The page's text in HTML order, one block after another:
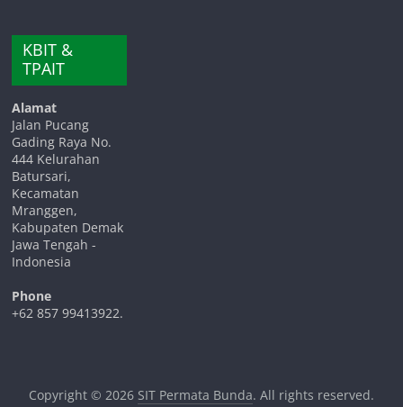
KBIT &
TPAIT
Alamat
Jalan Pucang
Gading Raya No.
444 Kelurahan
Batursari,
Kecamatan
Mranggen,
Kabupaten Demak
Jawa Tengah -
Indonesia
Phone
+62 857 99413922.
Copyright © 2026 SIT Permata Bunda. All rights reserved.